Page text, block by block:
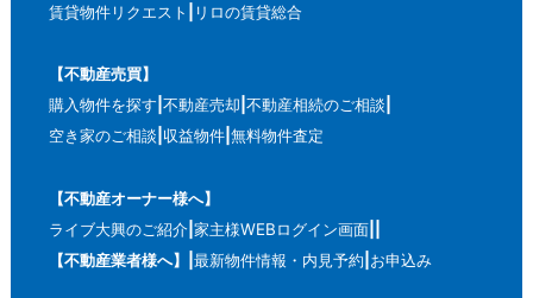
賃貸物件リクエスト
リロの賃貸総合
【不動産売買】
購入物件を探す 不動産売却 不動産相続のご相談
空き家のご相談 収益物件 無料物件査定
【不動産オーナー様へ】
ライブ大興のご紹介 家主様WEBログイン画面
【不動産業者様へ】
最新物件情報・内見予約 お申込み